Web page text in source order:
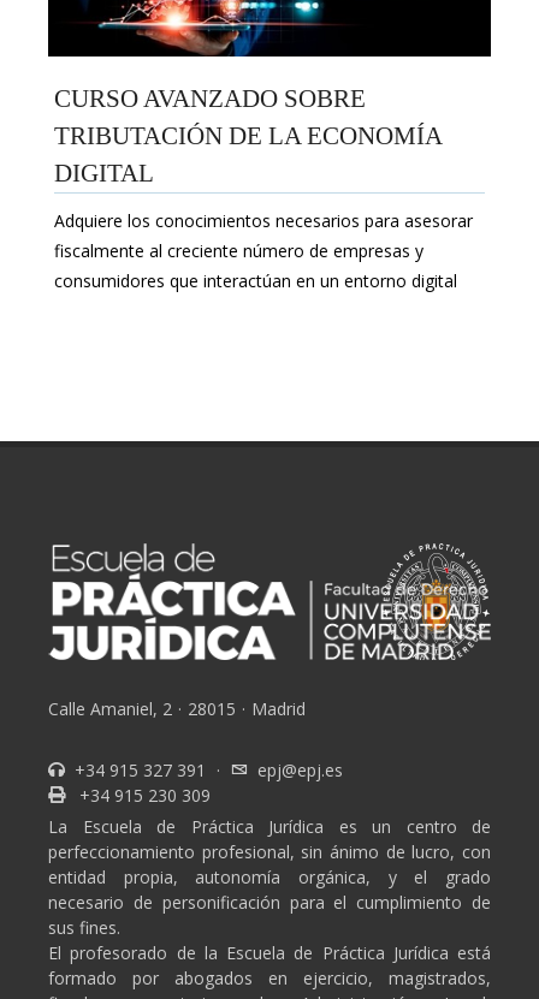
CURSO AVANZADO SOBRE
TRIBUTACIÓN DE LA ECONOMÍA
DIGITAL
Adquiere los conocimientos necesarios para asesorar
fiscalmente al creciente número de empresas y
consumidores que interactúan en un entorno digital
Calle Amaniel, 2 · 28015 · Madrid
+34 915 327 391 ·
epj@epj.es
+34 915 230 309
La Escuela de Práctica Jurídica es un centro de
perfeccionamiento profesional, sin ánimo de lucro, con
entidad propia, autonomía orgánica, y el grado
necesario de personificación para el cumplimiento de
sus fines.
El profesorado de la Escuela de Práctica Jurídica está
formado por abogados en ejercicio, magistrados,